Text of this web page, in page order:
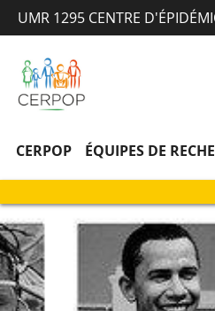
UMR 1295 CENTRE
CERPOP ÉQUIPES DE